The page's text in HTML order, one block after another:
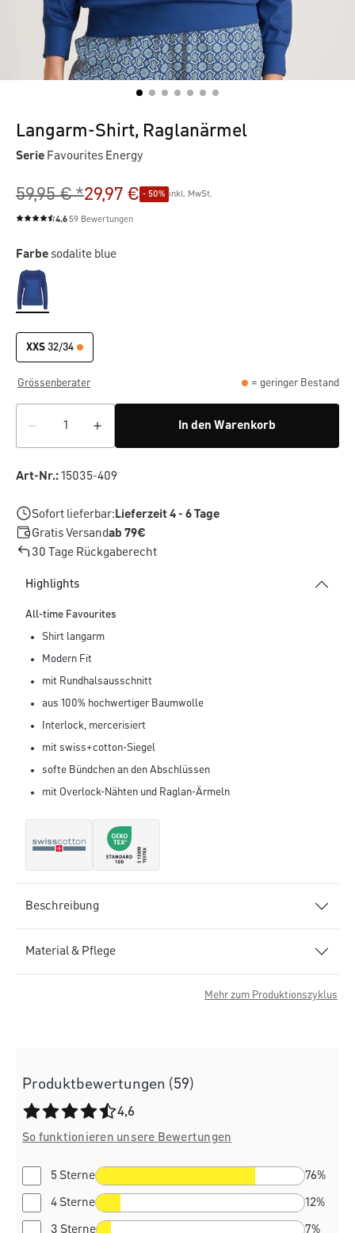
Langarm-Shirt, Raglanärmel
Serie Favourites Energy
59,95 € *29,97 € - 50% inkl. MwSt.
Durchschnittliche Bewertung von 4.6 von 5 Sternen
4.659 Bewertungen
Farbesodalite blue
XXS 32/34
Grössenberater = geringer Bestand
In den Warenkorb
Art-Nr.:15035-409
Sofort lieferbar:Lieferzeit 4 - 6 Tage
Gratis Versandab 79€
30 Tage Rückgaberecht
Highlights
All-time Favourites
Shirt langarm
Modern Fit
mit Rundhalsausschnitt
aus 100% hochwertiger Baumwolle
Interlock, mercerisiert
mit swiss+cotton-Siegel
softe Bündchen an den Abschlüssen
mit Overlock-Nähten und Raglan-Ärmeln
Beschreibung
Material & Pflege
Mehr zum Produktionszyklus
Produktbewertungen (59)
Durchschnittliche Bewertung von 4.6 von 5 Sternen
4,6
So funktionieren unsere Bewertungen
5 Sterne 76%
4 Sterne 12%
3 Sterne 7%